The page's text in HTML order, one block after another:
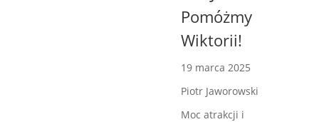
Pomóżmy
Wiktorii!
19 marca 2025
Piotr Jaworowski
Moc atrakcji i